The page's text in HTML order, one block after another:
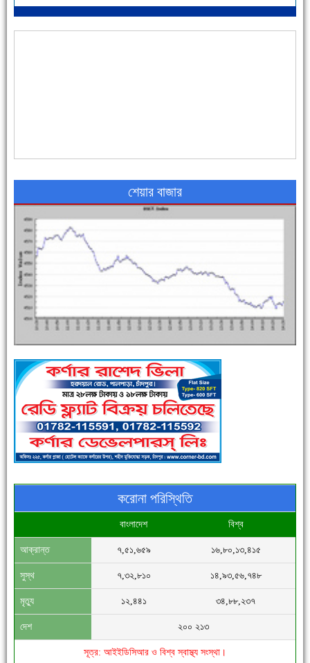
আজ বিশিষ্ট শিক্ষাবিদ এ.টি. আহমেদ হোসাইন রুশদীর ৪৬তম মৃত্যুবার্ষিকী
এক সপ্তাহে শনাক্ত বেড়েছে ৫৫%, মৃত্যু ৪৬%
পুলিশ সদস্যদের জন্যে এসপির মৌসুমি ফল উপহার
সিগমা ওয়েল ইন্ডাস্ট্রির মেকানিক ও গ্রাহক সভা
শেয়ার বাজার
করোনা পরিস্থিতি
বাংলাদেশ বিশ্ব
আক্রান্ত ৭,৫১,৬৫৯ ১৬,৮০,১৩,৪১৫
সুস্থ ৭,৩২,৮১০ ১৪,৯৩,৫৬,৭৪৮
মৃত্যু ১২,৪৪১ ৩৪,৮৮,২৩৭
দেশ ২০০ ২১৩
সূত্র: আইইডিসিআর ও বিশ্ব স্বাস্থ্য সংস্থা।